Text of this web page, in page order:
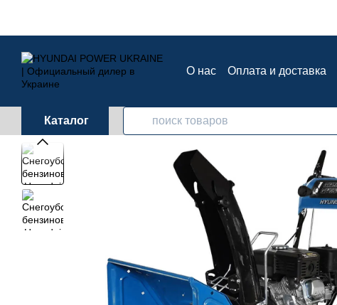
О нас Оплата и доставка
Каталог